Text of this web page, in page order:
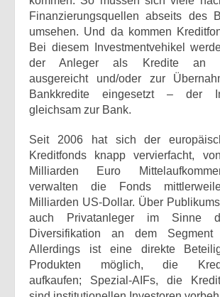
Finanzierungsquellen abseits des
umsehen. Und da kommen
Bei diesem Investmentvehikel
der Anleger als Kredite an
ausgereicht und/oder zur
Bankkredite eingesetzt – der
gleichsam zur Bank.
Seit 2006 hat sich der
Kreditfonds knapp vervierfacht,
Milliarden Euro
verwalten die Fonds
Milliarden US-Dollar. Über
auch Privatanleger im Sinne
Diversifikation an dem Segment
Allerdings ist eine direkte
Produkten möglich, die
aufkaufen; Spezial-AIFs, die